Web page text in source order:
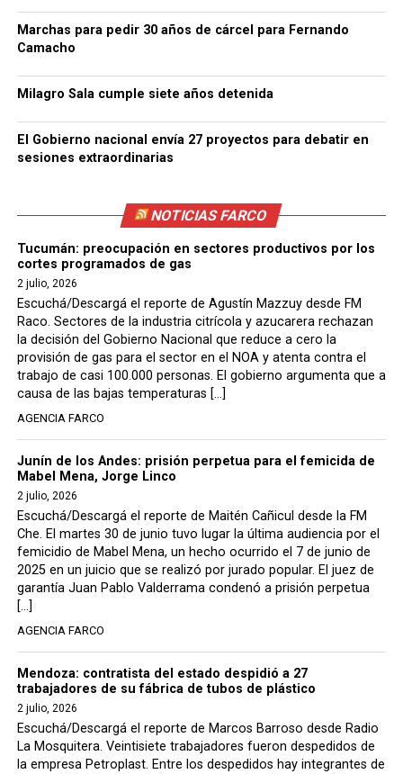
Marchas para pedir 30 años de cárcel para Fernando
Camacho
Milagro Sala cumple siete años detenida
El Gobierno nacional envía 27 proyectos para debatir en
sesiones extraordinarias
NOTICIAS FARCO
Tucumán: preocupación en sectores productivos por los
cortes programados de gas
2 julio, 2026
Escuchá/Descargá el reporte de Agustín Mazzuy desde FM
Raco. Sectores de la industria citrícola y azucarera rechazan
la decisión del Gobierno Nacional que reduce a cero la
provisión de gas para el sector en el NOA y atenta contra el
trabajo de casi 100.000 personas. El gobierno argumenta que a
causa de las bajas temperaturas […]
AGENCIA FARCO
Junín de los Andes: prisión perpetua para el femicida de
Mabel Mena, Jorge Linco
2 julio, 2026
Escuchá/Descargá el reporte de Maitén Cañicul desde la FM
Che. El martes 30 de junio tuvo lugar la última audiencia por el
femicidio de Mabel Mena, un hecho ocurrido el 7 de junio de
2025 en un juicio que se realizó por jurado popular. El juez de
garantía Juan Pablo Valderrama condenó a prisión perpetua
[…]
AGENCIA FARCO
Mendoza: contratista del estado despidió a 27
trabajadores de su fábrica de tubos de plástico
2 julio, 2026
Escuchá/Descargá el reporte de Marcos Barroso desde Radio
La Mosquitera. Veintisiete trabajadores fueron despedidos de
la empresa Petroplast. Entre los despedidos hay integrantes de